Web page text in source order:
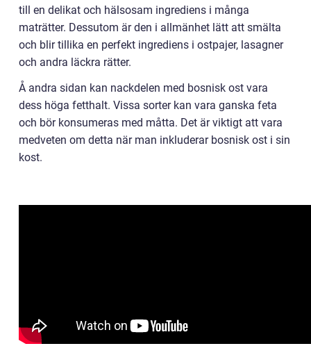
till en delikat och hälsosam ingrediens i många
maträtter. Dessutom är den i allmänhet lätt att smälta
och blir tillika en perfekt ingrediens i ostpajer, lasagner
och andra läckra rätter.
Å andra sidan kan nackdelen med bosnisk ost vara
dess höga fetthalt. Vissa sorter kan vara ganska feta
och bör konsumeras med måtta. Det är viktigt att vara
medveten om detta när man inkluderar bosnisk ost i sin
kost.